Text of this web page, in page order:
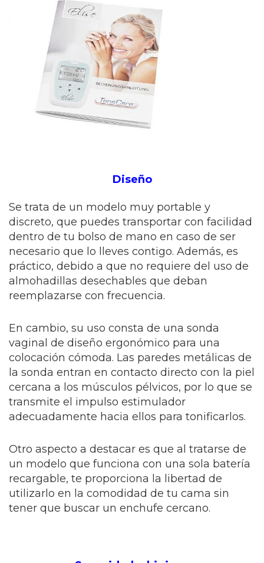
Diseño
Se trata de un modelo muy portable y
discreto, que puedes transportar con facilidad
dentro de tu bolso de mano en caso de ser
necesario que lo lleves contigo. Además, es
práctico, debido a que no requiere del uso de
almohadillas desechables que deban
reemplazarse con frecuencia.
En cambio, su uso consta de una sonda
vaginal de diseño ergonómico para una
colocación cómoda. Las paredes metálicas de
la sonda entran en contacto directo con la piel
cercana a los músculos pélvicos, por lo que se
transmite el impulso estimulador
adecuadamente hacia ellos para tonificarlos.
Otro aspecto a destacar es que al tratarse de
un modelo que funciona con una sola batería
recargable, te proporciona la libertad de
utilizarlo en la comodidad de tu cama sin
tener que buscar un enchufe cercano.